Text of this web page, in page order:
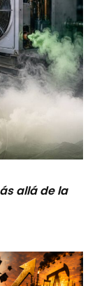
allá de la